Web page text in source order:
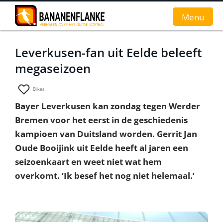
Home
Nieuws
Interviews
Groundhopverhalen
De fans
Achtergrond
Menu
Leverkusen-fan uit Eelde beleeft
megaseizoen
0likes
Bayer Leverkusen kan zondag tegen Werder
Bremen voor het eerst in de geschiedenis
kampioen van Duitsland worden. Gerrit Jan
Oude Booijink uit Eelde heeft al jaren een
seizoenkaart en weet niet wat hem
overkomt. ‘Ik besef het nog niet helemaal.’